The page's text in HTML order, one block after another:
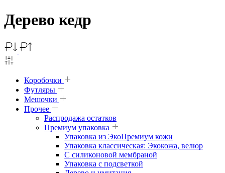
Дерево кедр
Коробочки
Футляры
Мешочки
Прочее
Распродажа остатков
Премиум упаковка
Упаковка из ЭкоПремиум кожи
Упаковка классическая: Экокожа, велюр
С силиконовой мембраной
Упаковка с подсветкой